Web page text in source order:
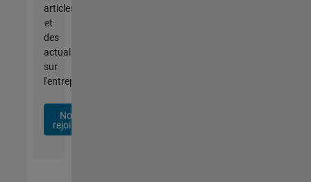
articles
et
des
actualités
sur
l'entreprise.
Nous
rejoindre